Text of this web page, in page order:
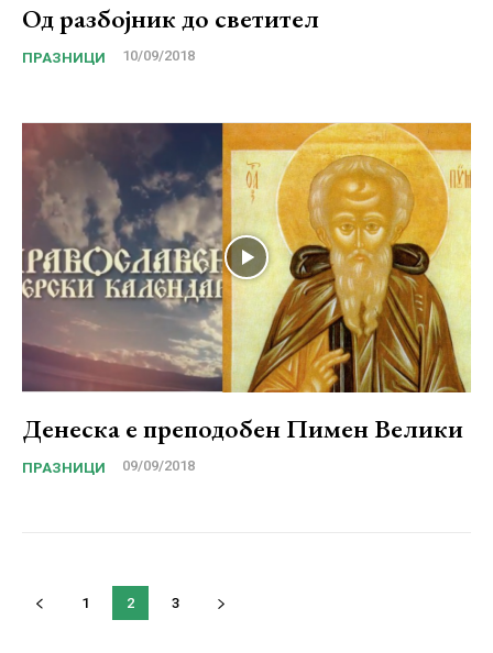
Од разбојник до светител
ПРАЗНИЦИ 10/09/2018
Денеска е преподобен Пимен Велики
ПРАЗНИЦИ 09/09/2018
1 2 3